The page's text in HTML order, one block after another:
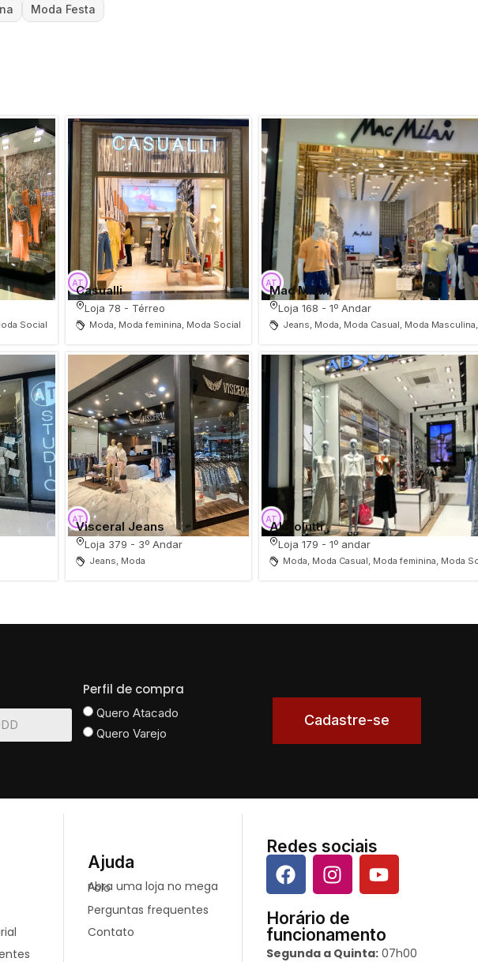
Moda Festa
Social
Casualli
Loja 78 - Térreo
Moda, Moda feminina, Moda Social
Mac Milan
Loja 168 - 1º Andar
Jeans, Moda, Moda Casual, Moda
Visceral Jeans
Loja 379 - 3º Andar
Jeans, Moda
Absolutti
Loja 179 - 1º andar
Moda, Moda Casual, Moda feminina, Moda
Perfil de compra
Quero Atacado
Quero Varejo
Cadastre-se
Ajuda
Abra uma loja no mega Polo
Perguntas frequentes
Contato
Redes sociais
Horário de
funcionamento
Segunda a Quinta:07h00